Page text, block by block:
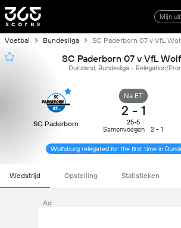
Mijn
Voetbal Bundesliga SC Paderborn 07 v VfL
SC Paderborn 07 v VfL
Duitsland, Bundesliga - Relegation/
SC Paderborn
Na ET
2 - 1
25-5
Samenvoegen
2 - 1
Wolfsburg relegated for the first time in
Wedstrijd Opstelling Statistieken
Ad